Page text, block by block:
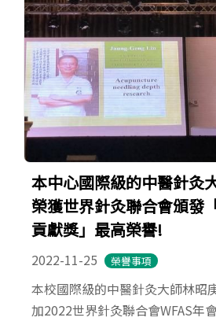
本中心國際級的中醫針灸
榮獲世界針灸聯合會頒發
貢獻獎」最高榮譽!
2022-11-25 榮譽事項
本校國際級的中醫針灸大師林昭
加2022世界針灸聯合會WFAS年